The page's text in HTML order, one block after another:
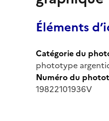
Éléments
Catégorie du
phototype
Numéro du
19822101936V